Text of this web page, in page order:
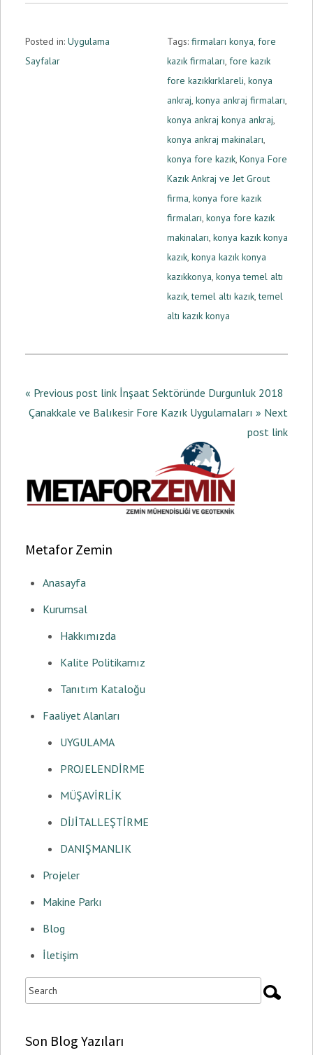
Posted in: Uygulama
Sayfalar
Tags: firmaları konya, fore
kazık firmaları, fore kazık
fore kazıkkırklareli, konya
ankraj, konya ankraj firmaları,
konya ankraj konya ankraj,
konya ankraj makinaları,
konya fore kazık, Konya Fore
Kazık Ankraj ve Jet Grout
firma, konya fore kazık
firmaları, konya fore kazık
makinaları, konya kazık konya
kazık, konya kazık konya
kazıkkonya, konya temel altı
kazık,temel altı kazık,temel
altı kazık konya
« Previous post link İnşaat Sektöründe Durgunluk 2018
Çanakkale ve Balıkesir Fore Kazık Uygulamaları » Next
post link
Metafor Zemin
Anasayfa
Kurumsal
Hakkımızda
Kalite Politikamız
Tanıtım Kataloğu
Faaliyet Alanları
UYGULAMA
PROJELENDİRME
MÜŞAVİRLİK
DİJİTALLEŞTİRME
DANIŞMANLIK
Projeler
Makine Parkı
Blog
İletişim
Son Blog Yazıları